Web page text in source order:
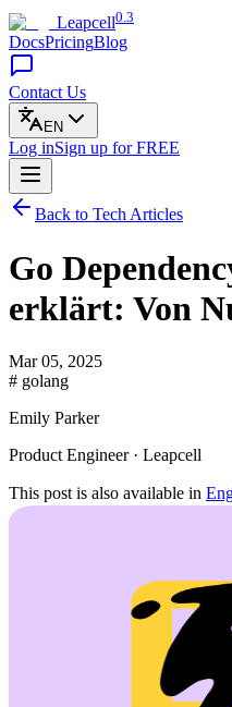
Leapcell0.3
DocsPricingBlog
Contact Us
EN
Log inSign up for FREE
Back to Tech Articles
Go
erklärt: Von
Mar 05, 2025
# golang
Emily Parker
Product Engineer · Leapcell
This post is also available in